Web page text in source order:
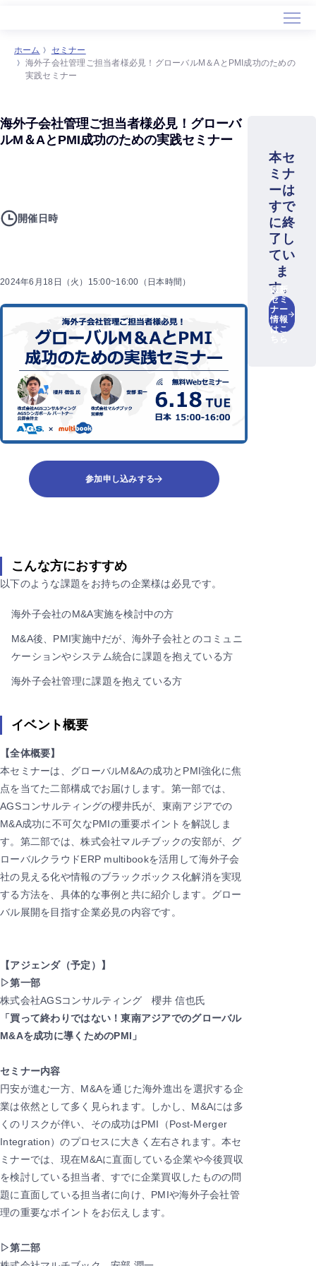
ホーム
セミナー
海外子会社管理ご担当者様必見！グローバルM＆AとPMI成功のための
実践セミナー
海外子会社管理ご担当者様必見！グローバ
ルM＆AとPMI成功のための実践セミナー
開催日時
2024年6月18日（火）15:00~16:00（日本時間）
参加申し込みする
こんな方におすすめ
以下のような課題をお持ちの企業様は必見です。
海外子会社のM&A実施を検討中の方
M&A後、PMI実施中だが、海外子会社とのコミュニ
ケーションやシステム統合に課題を抱えている方
海外子会社管理に課題を抱えている方
イベント概要
【全体概要】
本セミナーは、グローバルM&Aの成功とPMI強化に焦
点を当てた二部構成でお届けします。第一部では、
AGSコンサルティングの櫻井氏が、東南アジアでの
M&A成功に不可欠なPMIの重要ポイントを解説しま
す。第二部では、株式会社マルチブックの安部が、グ
ローバルクラウドERP multibookを活用して海外子会
社の見える化や情報のブラックボックス化解消を実現
する方法を、具体的な事例と共に紹介します。グロー
バル展開を目指す企業必見の内容です。
【アジェンダ（予定）】
▷第一部
株式会社AGSコンサルティング 櫻井 信也氏
「買って終わりではない！東南アジアでのグローバル
M&Aを成功に導くためのPMI」
セミナー内容
円安が進む一方、M&Aを通じた海外進出を選択する企
業は依然として多く見られます。しかし、M&Aには多
くのリスクが伴い、その成功はPMI（Post-Merger
Integration）のプロセスに大きく左右されます。本セ
ミナーでは、現在M&Aに直面している企業や今後買収
を検討している担当者、すでに企業買収したものの問
題に直面している担当者に向け、PMIや海外子会社管
理の重要なポイントをお伝えします。
▷第二部
本セ
ミナ
ーは
すで
に終
了し
てい
ま
す。
最新
セミ
ナー
情報
はこ